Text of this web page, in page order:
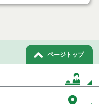
ページトップ